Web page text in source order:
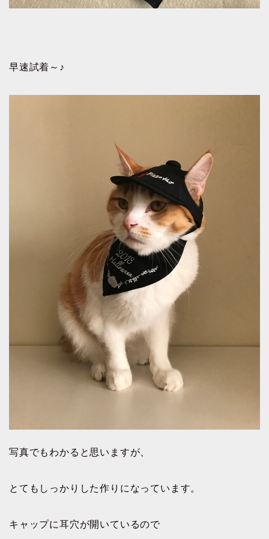
早速試着～♪
写真でもわかると思いますが、
とてもしっかりした作りになっています。
キャップに耳穴が開いているので